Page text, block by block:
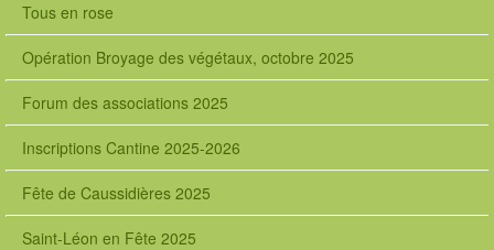
Tous en rose
Opération Broyage des végétaux, octobre 2025
Forum des associations 2025
Inscriptions Cantine 2025-2026
Fête de Caussidières 2025
Saint-Léon en Fête 2025